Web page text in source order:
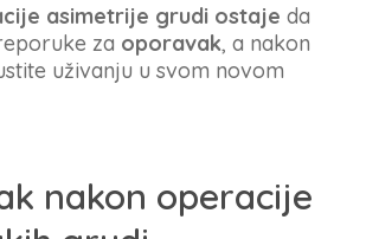
asimetrije grudi ostaje da
za oporavak, a nakon
uživanju u svom novom
nakon operacije